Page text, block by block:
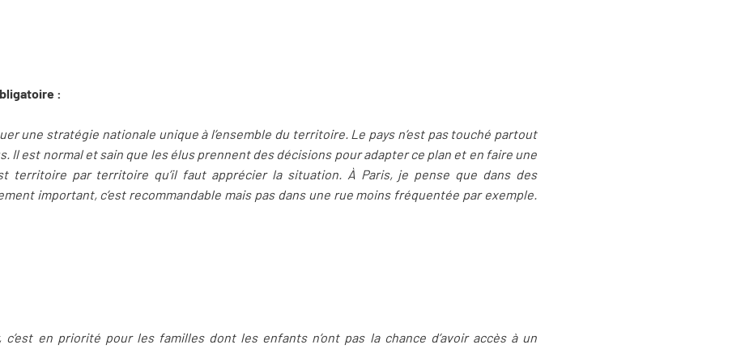
:
une stratégie nationale unique à l’ensemble du territoire. Le pays n’est pas touché partout
Il est normal et sain que les élus prennent des décisions pour adapter ce plan et en faire une
territoire par territoire qu’il faut apprécier la situation. À Paris, je pense que dans des
important, c’est recommandable mais pas dans une rue moins fréquentée par exemple.
c’est en priorité pour les familles dont les enfants n’ont pas la chance d’avoir accès à un